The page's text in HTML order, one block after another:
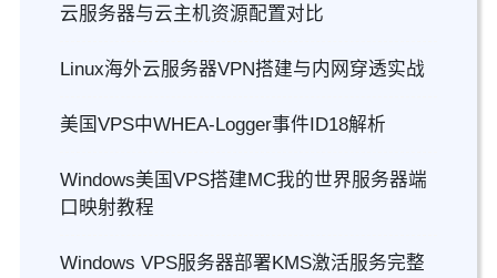
云服务器与云主机资源配置对比
Linux海外云服务器VPN搭建与内网穿透实战
美国VPS中WHEA-Logger事件ID18解析
Windows美国VPS搭建MC我的世界服务器端
口映射教程
Windows VPS服务器部署KMS激活服务完整